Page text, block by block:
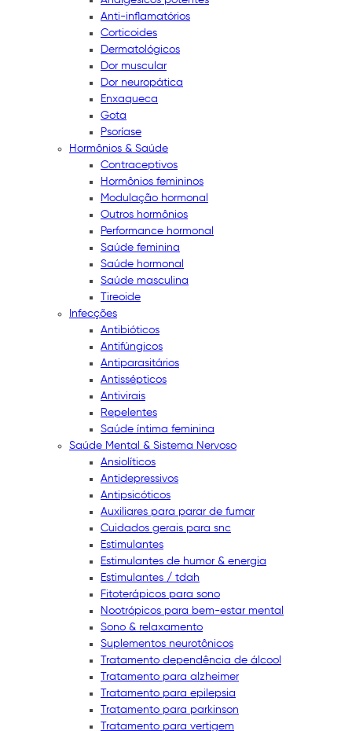
Anti-inflamatórios
Corticoides
Dermatológicos
Dor muscular
Dor neuropática
Enxaqueca
Gota
Psoríase
Hormônios & Saúde
Contraceptivos
Hormônios femininos
Modulação hormonal
Outros hormônios
Performance hormonal
Saúde feminina
Saúde hormonal
Saúde masculina
Tireoide
Infecções
Antibióticos
Antifúngicos
Antiparasitários
Antissépticos
Antivirais
Repelentes
Saúde íntima feminina
Saúde Mental & Sistema Nervoso
Ansiolíticos
Antidepressivos
Antipsicóticos
Auxiliares para parar de fumar
Cuidados gerais para snc
Estimulantes
Estimulantes de humor & energia
Estimulantes / tdah
Fitoterápicos para sono
Nootrópicos para bem-estar mental
Sono & relaxamento
Suplementos neurotônicos
Tratamento dependência de álcool
Tratamento para alzheimer
Tratamento para epilepsia
Tratamento para parkinson
Tratamento para vertigem